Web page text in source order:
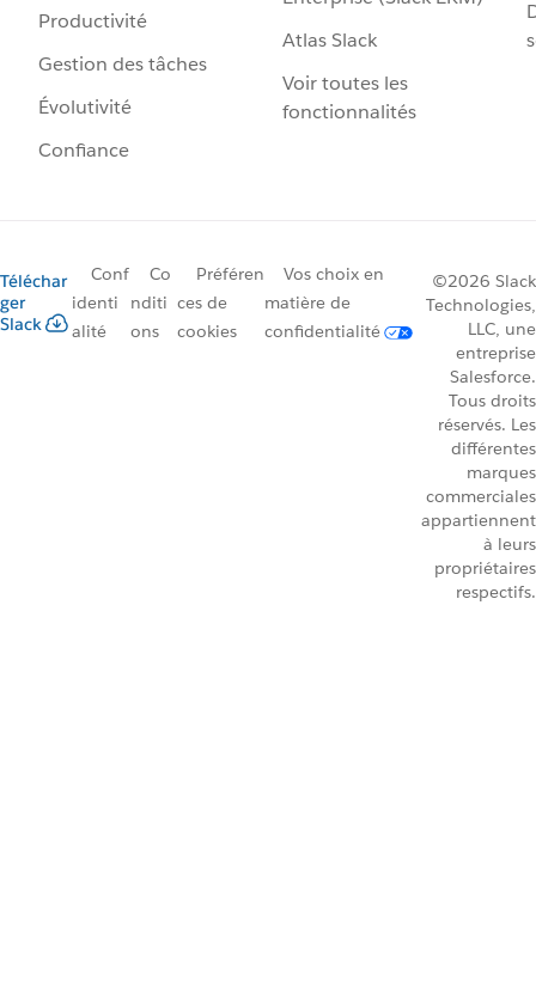
Productivité
Gestion des tâches
Évolutivité
Confiance
Atlas Slack
Voir toutes les
fonctionnalités
Téléchar
ger
Slack
Conf
identi
alité
Co
nditi
ons
Préféren
ces de
cookies
Vos choix en
matière de
confidentialité
©2026 Slack
Technologies,
LLC, une
entreprise
Salesforce.
Tous droits
réservés. Les
différentes
marques
commerciales
appartiennent
à leurs
propriétaires
respectifs.